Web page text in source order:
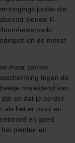
junkie die
nieuwe K-
en de meest
maar zachte
tegen de
misleidend kan
en dat je eerder
als het er mooi en
en goed
planten en